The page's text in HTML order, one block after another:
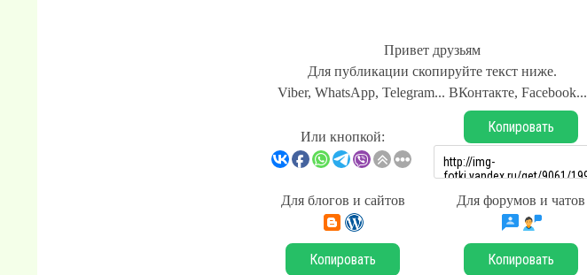
Привет друзьям
Для публикации скопируйте текст ниже.
Viber, WhatsApp, Telegram... ВКонтакте, Facebook...
Или кнопкой:
Копировать
Для блогов и сайтов Для форумов и чатов
Копировать Копировать